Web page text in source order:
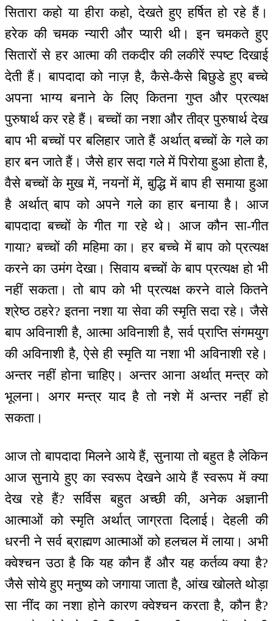
सितारा कहो या हीरा कहो, देखते हुए हर्षित हो रहे हैं।
हरेक की चमक न्यारी और प्यारी थी। इन चमकते हुए
सितारों से हर आत्मा की तकदीर की लकीरें स्पष्ट दिखाई
देती हैं। बापदादा को नाज़ है, कैसे-कैसे बिछुडे हुए बच्चे
अपना भाग्य बनाने के लिए कितना गुप्त और प्रत्यक्ष
पुरुषार्थ कर रहे हैं। बच्चों का नशा और तीव्र पुरुषार्थ देख
बाप भी बच्चों पर बलिहार जाते हैं अर्थात् बच्चों के गले का
हार बन जाते हैं। जैसे हार सदा गले में पिरोया हुआ होता है,
वैसे बच्चों के मुख में, नयनों में, बुद्धि में बाप ही समाया हुआ
है अर्थात् बाप को अपने गले का हार बनाया है। आज
बापदादा बच्चों के गीत गा रहे थे। आज कौन सा-गीत
गाया? बच्चों की महिमा का। हर बच्चे में बाप को प्रत्यक्ष
करने का उमंग देखा। सिवाय बच्चों के बाप प्रत्यक्ष हो भी
नहीं सकता। तो बाप को भी प्रत्यक्ष करने वाले कितने
श्रेष्ठ ठहरे? इतना नशा या सेवा की स्मृति सदा रहे। जैसे
बाप अविनाशी है, आत्मा अविनाशी है, सर्व प्राप्ति संगमयुग
की अविनाशी है, ऐसे ही स्मृति या नशा भी अविनाशी रहे।
अन्तर नहीं होना चाहिए। अन्तर आना अर्थात् मन्‍त्र को
भूलना। अगर मन्‍त्र याद है तो नशे में अन्तर नहीं हो
सकता।
आज तो बापदादा मिलने आये हैं, सुनाया तो बहुत है लेकिन
आज सुनाये हुए का स्वरूप देखने आये हैं स्वरूप में क्या
देख रहे हैं? सर्विस बहुत अच्छी की, अनेक अज्ञानी
आत्माओं को स्मृति अर्थात् जाग्रता दिलाई। देहली की
धरनी ने सर्व ब्राह्मण आत्माओं को हलचल में लाया। अभी
क्वेश्चन उठा है कि यह कौन हैं और यह कर्तव्य क्या है?
जैसे सोये हुए मनुष्य को जगाया जाता है, आंख खोलते थोड़ा
सा नींद का नशा होने कारण क्वेश्चन करता है, कौन है?